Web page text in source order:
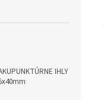
IHLY